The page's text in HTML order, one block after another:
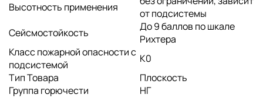
Высотность применения
от подсистемы
Сейсмостойкость
До 9 баллов по шкале
Рихтера
Класс пожарной опасности с
подсистемой
K0
Тип Товара
Плоскость
Группа горючести
НГ